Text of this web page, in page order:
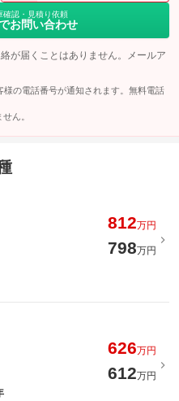
確認・見積り依頼
お問い合わせ
が届くことはありません。メールア
の電話番号が通知されます。無料電話
ん。
812万円
798万円
626万円
612万円